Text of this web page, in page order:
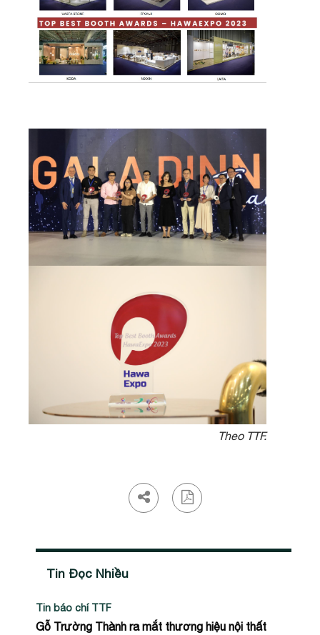
Theo TTF.
Tin Đọc Nhiều
Tin báo chí TTF
Gỗ Trường Thành ra mắt thương hiệu nội thất